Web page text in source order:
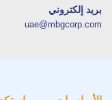
بريد إلكتروني
uae@mbgcorp.com